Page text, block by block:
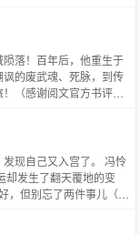
落！百年后，他重生于
的废武魂、死脉，到传
（感谢阅文官方书评团
现自己又入宫了。 冯怜
却发生了翻天覆地的变
但别忘了两件事儿（伺